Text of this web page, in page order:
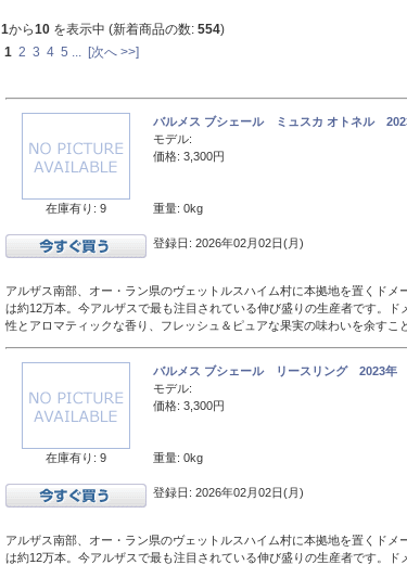
1から10 を表示中 (新着商品の数: 554)
1 2 3 4 5 [次へ >>]
在庫有り: 9
バルメス ブシェール ミュスカ オトネル
モデル:
価格: 3,300円
重量: 0kg
登録日: 2026年02月02日(月)
アルザス南部、オー・ラン県のヴェットルスハイム村に本拠地を置くドメ
は約12万本。今アルザスで最も注目されている伸び盛りの生産者です。
性とアロマティックな香り、フレッシュ＆ピュアな果実の味わいを余すこ
在庫有り: 9
バルメス ブシェール リースリング 2023年
モデル:
価格: 3,300円
重量: 0kg
登録日: 2026年02月02日(月)
アルザス南部、オー・ラン県のヴェットルスハイム村に本拠地を置くドメ
は約12万本。今アルザスで最も注目されている伸び盛りの生産者です。